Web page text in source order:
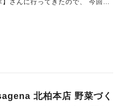
をおススメします。 クライ
で食べ応え抜群。 それでい
なーって時には、 日本亭さ
んに行ってきたので、 今回ご
あります。 駅からは少し
。 地元の常連さん達
場となっています。 先代が
北柏本店 野菜づく